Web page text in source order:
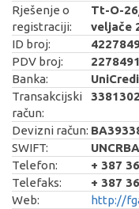
Rješenje o
registraciji:
Tt-O-
veljače
ID broj:
PDV broj:
Banka:
Transakcijski
račun:
Devizni račun:
SWIFT:
Telefon:
+ 387
Telefaks:
+ 387
Web:
http://